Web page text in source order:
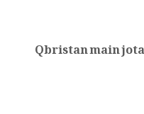
Qbristan main